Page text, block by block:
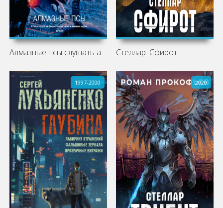
Алмазные псы слушать аудиокнигу Стеллар. Сфирот
1997-2000 2020